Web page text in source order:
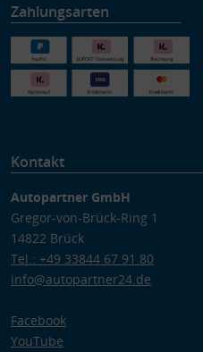
Zahlungsarten
Kontakt
Autopartner GmbH
Gregor-von-Brück-Ring 1
14822 Brück
Tel.: +49 33844 67 91 80
info@autopartner24.de
Facebook
YouTube